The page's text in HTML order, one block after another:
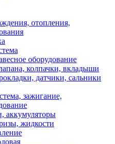
отопления,
оборудование
колпачки, вкладыши
датчики, сальники
зажигание,
аккумуляторы
жидкости